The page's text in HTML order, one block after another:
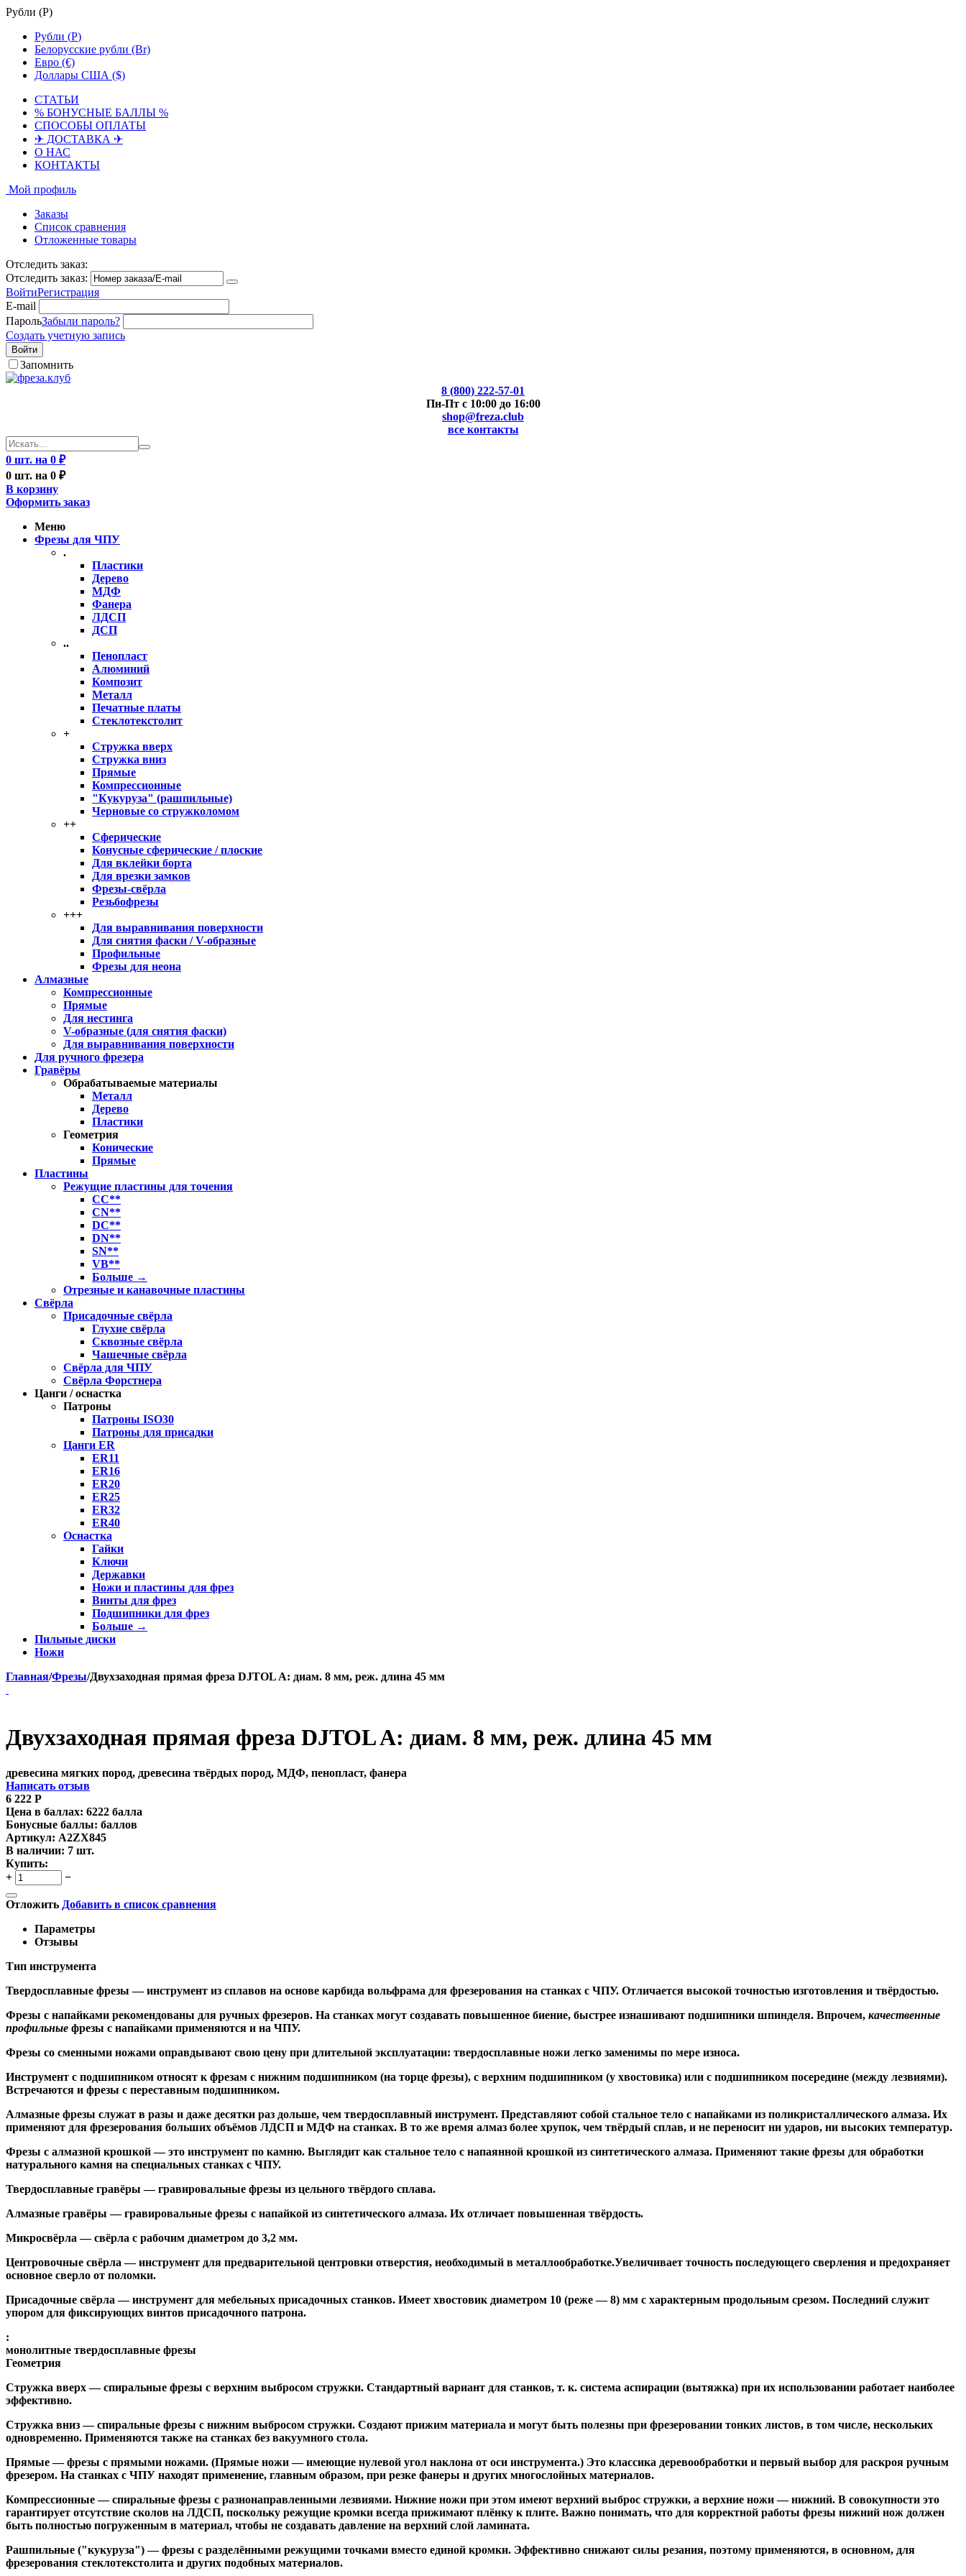
Рубли (Р)
Рубли (Р)
Белорусские рубли (Br)
Евро (€)
Доллары США ($)
СТАТЬИ
% БОНУСНЫЕ БАЛЛЫ %
СПОСОБЫ ОПЛАТЫ
✈ ДОСТАВКА ✈
О НАС
КОНТАКТЫ
Мой профиль
Заказы
Список сравнения
Отложенные товары
Отследить заказ:
Отследить заказ:
ВойтиРегистрация
E-mail
ПарольЗабыли пароль?
Создать учетную запись
Войти
Запомнить
8 (800) 222-57-01
Пн-Пт с 10:00 до 16:00
shop@freza.club
все контакты
0 шт. на 0 ₽
0 шт. на 0 ₽
В корзину
Оформить заказ
Меню
Фрезы для ЧПУ
.
Пластики
Дерево
МДФ
Фанера
ЛДСП
ДСП
..
Пенопласт
Алюминий
Композит
Металл
Печатные платы
Стеклотекстолит
+
Стружка вверх
Стружка вниз
Прямые
Компрессионные
"Кукуруза" (рашпильные)
Черновые со стружколомом
++
Сферические
Конусные сферические / плоские
Для вклейки борта
Для врезки замков
Фрезы-свёрла
Резьбофрезы
+++
Для выравнивания поверхности
Для снятия фаски / V-образные
Профильные
Фрезы для неона
Алмазные
Компрессионные
Прямые
Для нестинга
V-образные (для снятия фаски)
Для выравнивания поверхности
Для ручного фрезера
Гравёры
Обрабатываемые материалы
Металл
Дерево
Пластики
Геометрия
Конические
Прямые
Пластины
Режущие пластины для точения
CC**
CN**
DC**
DN**
SN**
VB**
Больше →
Отрезные и канавочные пластины
Свёрла
Присадочные свёрла
Глухие свёрла
Сквозные свёрла
Чашечные свёрла
Свёрла для ЧПУ
Свёрла Форстнера
Цанги / оснастка
Патроны
Патроны ISO30
Патроны для присадки
Цанги ER
ER11
ER16
ER20
ER25
ER32
ER40
Оснастка
Гайки
Ключи
Державки
Ножи и пластины для фрез
Винты для фрез
Подшипники для фрез
Больше →
Пильные диски
Ножи
Главная/Фрезы/Двухзаходная прямая фреза DJTOL A: диам. 8 мм, реж. длина 45 мм
Двухзаходная прямая фреза DJTOL A: диам. 8 мм, реж. длина 45 мм
древесина мягких пород, древесина твёрдых пород, МДФ, пенопласт, фанера
Написать отзыв
6 222 Р
Цена в баллах: 6222 балла
Бонусные баллы: баллов
Артикул: A2ZX845
В наличии: 7 шт.
Купить:
+
−
Отложить Добавить в список сравнения
Параметры
Отзывы
Тип инструмента
Твердосплавные фрезы — инструмент из сплавов на основе карбида вольфрама для фрезерования на станках с ЧПУ. Отличается высокой точностью изготовления и твёрдостью.
Фрезы с напайками рекомендованы для ручных фрезеров. На станках могут создавать повышенное биение, быстрее изнашивают подшипники шпинделя. Впрочем, качественные
профильные фрезы с напайками применяются и на ЧПУ.
Фрезы со сменными ножами оправдывают свою цену при длительной эксплуатации: твердосплавные ножи легко заменимы по мере износа.
Инструмент с подшипником относят к фрезам с нижним подшипником (на торце фрезы), с верхним подшипником (у хвостовика) или с подшипником посередине (между лезвиями).
Встречаются и фрезы с переставным подшипником.
Алмазные фрезы служат в разы и даже десятки раз дольше, чем твердосплавный инструмент. Представляют собой стальное тело с напайками из поликристаллического алмаза. Их
применяют для фрезерования больших объёмов ЛДСП и МДФ на станках. В то же время алмаз более хрупок, чем твёрдый сплав, и не переносит ни ударов, ни высоких температур.
Фрезы с алмазной крошкой— это инструмент по камню. Выглядит как стальное тело с напаянной крошкой из синтетического алмаза. Применяют такие фрезы для обработки
натурального камня на специальных станках с ЧПУ.
Твердосплавные гравёры — гравировальные фрезы из цельного твёрдого сплава.
Алмазные гравёры — гравировальные фрезы с напайкой из синтетического алмаза. Их отличает повышенная твёрдость.
Микросвёрла — свёрла с рабочим диаметром до 3,2 мм.
Центровочные свёрла — инструмент для предварительной центровки отверстия, необходимый в металлообработке.Увеличивает точность последующего сверления и предохраняет
основное сверло от поломки.
Присадочные свёрла — инструмент для мебельных присадочных станков. Имеет хвостовик диаметром 10 (реже — 8) мм с характерным продольным срезом. Последний служит
упором для фиксирующих винтов присадочного патрона.
:
монолитные твердосплавные фрезы
Геометрия
Стружка вверх— спиральные фрезы с верхним выбросом стружки. Стандартный вариант для станков, т. к. система аспирации (вытяжка) при их использовании работает наиболее
эффективно.
Стружка вниз— спиральные фрезы с нижним выбросом стружки. Создают прижим материала и могут быть полезны при фрезеровании тонких листов, в том числе, нескольких
одновременно. Применяются также на станках без вакуумного стола.
Прямые— фрезы с прямыми ножами. (Прямые ножи — имеющие нулевой угол наклона от оси инструмента.) Это классика деревообработки и первый выбор для раскроя ручным
фрезером. На станках с ЧПУ находят применение, главным образом, при резке фанеры и других многослойных материалов.
Компрессионные— спиральные фрезы с разнонаправленными лезвиями. Нижние ножи при этом имеют верхний выброс стружки, а верхние ножи — нижний. В совокупности это
гарантирует отсутствие сколов на ЛДСП, поскольку режущие кромки всегда прижимают плёнку к плите. Важно понимать, что для корректной работы фрезы нижний нож должен
быть полностью погруженным в материал, чтобы не создавать давление на верхний слой ламината.
Рашпильные ("кукуруза")— фрезы с разделёнными режущими точками вместо единой кромки. Эффективно снижают силы резания, поэтому применяются, в основном, для
фрезерования стеклотекстолита и других подобных материалов.